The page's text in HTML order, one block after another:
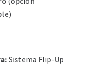
Sistema Flip-Up